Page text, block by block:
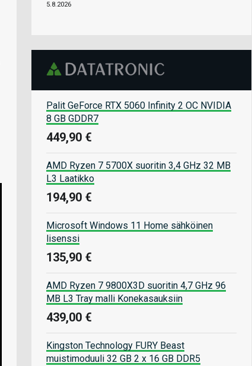
5.8.2026
Palit GeForce RTX 5060 Infinity 2 OC NVIDIA
8 GB GDDR7
449,90 €
AMD Ryzen 7 5700X suoritin 3,4 GHz 32 MB
L3 Laatikko
194,90 €
Microsoft Windows 11 Home sähköinen
lisenssi
135,90 €
AMD Ryzen 7 9800X3D suoritin 4,7 GHz 96
MB L3 Tray malli Konekasauksiin
439,00 €
Kingston Technology FURY Beast
muistimoduuli 32 GB 2 x 16 GB DDR5